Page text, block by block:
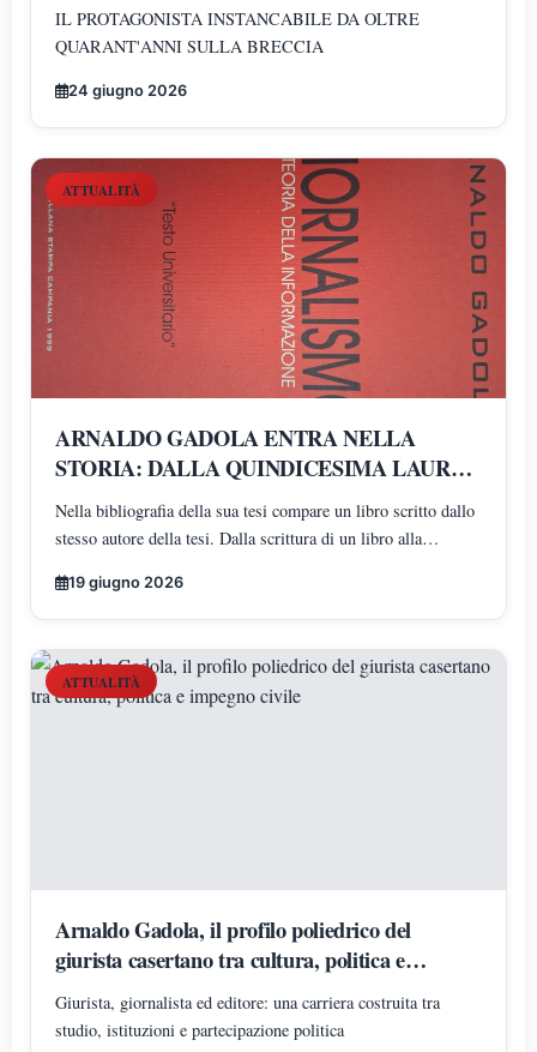
IL PROTAGONISTA INSTANCABILE DA OLTRE
QUARANT'ANNI SULLA BRECCIA
24 giugno 2026
ATTUALITÀ
ARNALDO GADOLA ENTRA NELLA
STORIA: DALLA QUINDICESIMA LAUREA
AD UN SUO LIBRO NELLA BIBLIOGRAFIA
DELL'ULTIMA TESI
Nella bibliografia della sua tesi compare un libro scritto dallo
stesso autore della tesi. Dalla scrittura di un libro alla
straordinario che unisce conoscenza, esperienza e
determinazione
19 giugno 2026
ATTUALITÀ
Arnaldo Gadola, il profilo poliedrico del
giurista casertano tra cultura, politica e
impegno civile
Giurista, giornalista ed editore: una carriera costruita tra
studio, istituzioni e partecipazione politica